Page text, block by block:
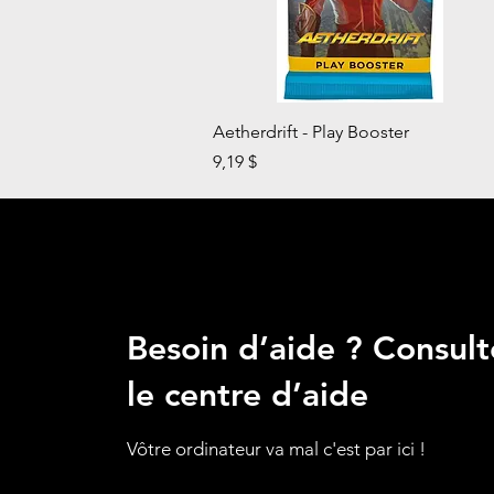
Aperçu rapide
Aetherdrift - Play Booster
Prix
9,19 $
Besoin d’aide ?
le centre d’aide
Vôtre ordinateur va mal c'est par ici !